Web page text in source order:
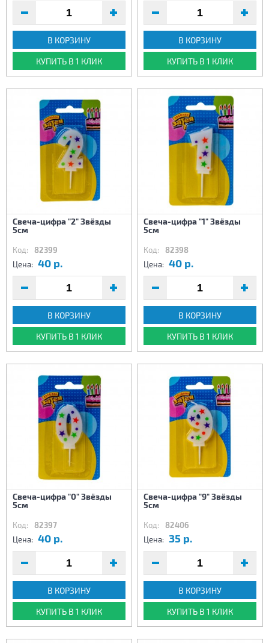
В КОРЗИНУ
КУПИТЬ В 1 КЛИК
В КОРЗИНУ
КУПИТЬ В 1 КЛИК
Свеча-цифра "2" Звёзды
5см
Код: 82399
Цена: 40 р.
В КОРЗИНУ
КУПИТЬ В 1 КЛИК
Свеча-цифра "1" Звёзды
5см
Код: 82398
Цена: 40 р.
В КОРЗИНУ
КУПИТЬ В 1 КЛИК
Свеча-цифра "0" Звёзды
5см
Код: 82397
Цена: 40 р.
В КОРЗИНУ
КУПИТЬ В 1 КЛИК
Свеча-цифра "9" Звёзды
5см
Код: 82406
Цена: 35 р.
В КОРЗИНУ
КУПИТЬ В 1 КЛИК